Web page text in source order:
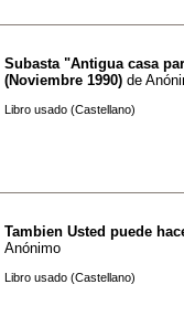
Subasta "Antigua casa
(Noviembre 1990) de
Libro usado (Castellano)
Tambien Usted puede
Anónimo
Libro usado (Castellano)